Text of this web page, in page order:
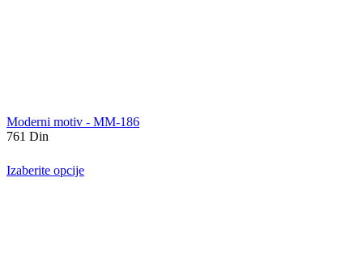
Moderni motiv - MM-186
761 Din
Izaberite opcije